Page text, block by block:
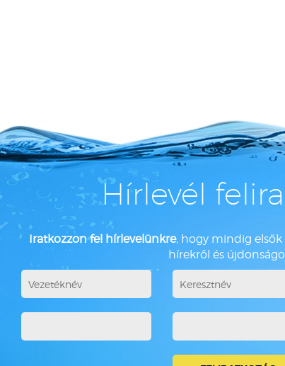
Hírlevél
Iratkozzon fel hírlevelünkre, hogy mindig
hírekről és